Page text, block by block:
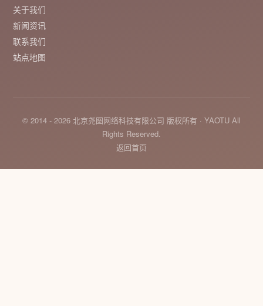
关于我们
新闻资讯
联系我们
站点地图
© 2014 - 2026 北京尧图网络科技有限公司 版权所有 · YAOTU All
Rights Reserved.
返回首页